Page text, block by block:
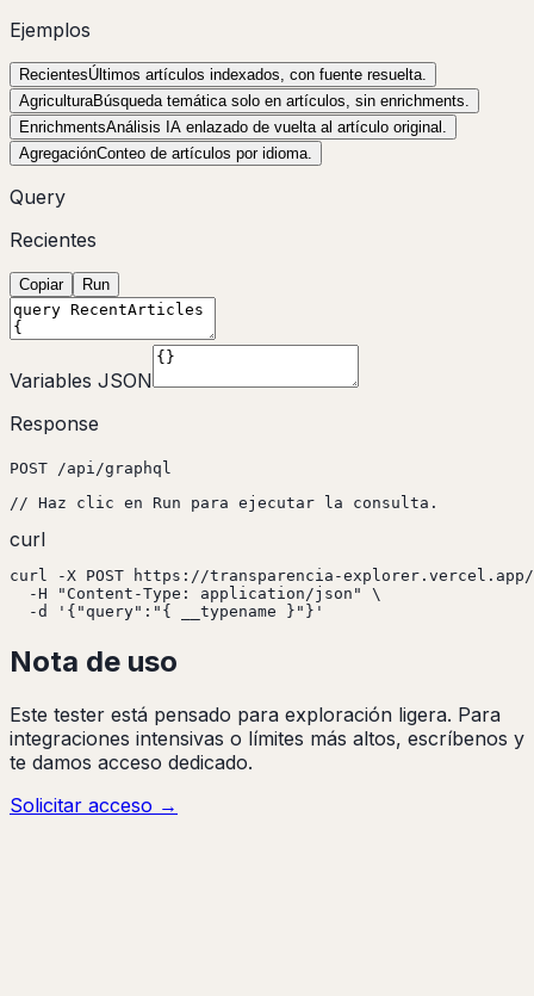
Ejemplos
RecientesÚltimos artículos indexados, con fuente resuelta.
AgriculturaBúsqueda temática solo en artículos, sin enrichments.
EnrichmentsAnálisis IA enlazado de vuelta al artículo original.
AgregaciónConteo de artículos por idioma.
Query
Recientes
Copiar Run
Variables JSON
Response
POST /api/graphql
// Haz clic en Run para ejecutar la consulta.
curl
curl -X POST https://transparencia-
  -H "Content-Type: application/json" \
  -d '{"query":"{ __typename }"}'
Nota de uso
Este tester está pensado para exploración ligera. Para
integraciones intensivas o límites más altos, escríbenos y
te damos acceso dedicado.
Solicitar acceso →